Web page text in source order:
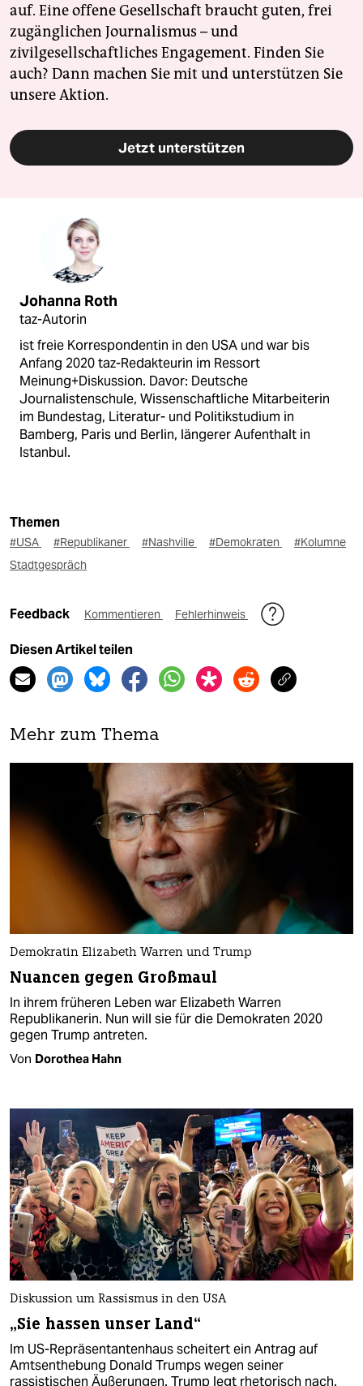
auf. Eine offene Gesellschaft braucht guten, frei
zugänglichen Journalismus – und
zivilgesellschaftliches Engagement. Finden Sie
auch? Dann machen Sie mit und unterstützen Sie
unsere Aktion.
Jetzt unterstützen
Johanna Roth
taz-Autorin
ist freie Korrespondentin in den USA und war bis
Anfang 2020 taz-Redakteurin im Ressort
Meinung+Diskussion. Davor: Deutsche
Journalistenschule, Wissenschaftliche Mitarbeiterin
im Bundestag, Literatur- und Politikstudium in
Bamberg, Paris und Berlin, längerer Aufenthalt in
Istanbul.
Themen
#USA #Republikaner #Nashville #Demokraten
#Kolumne
Stadtgespräch
Feedback Kommentieren Fehlerhinweis
Diesen Artikel teilen
Mehr zum Thema
Demokratin Elizabeth Warren und Trump
Nuancen gegen Großmaul
In ihrem früheren Leben war Elizabeth Warren
Republikanerin. Nun will sie für die Demokraten 2020
gegen Trump antreten.
Von Dorothea Hahn
Diskussion um Rassismus in den USA
„Sie hassen unser Land“
Im US-Repräsentantenhaus scheitert ein Antrag auf
Amtsenthebung Donald Trumps wegen seiner
rassistischen Äußerungen. Trump legt rhetorisch nach.